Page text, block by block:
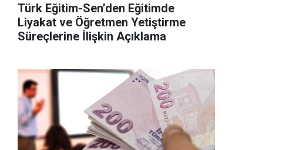
Türk Eğitim-Sen’den Eğitimde
Liyakat ve Öğretmen Yetiştirme
Süreçlerine İlişkin Açıklama